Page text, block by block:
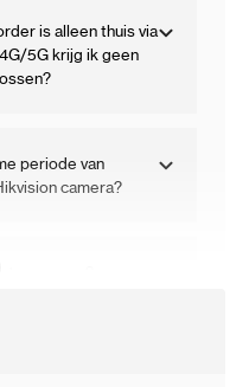
is alleen thuis via
5G krijg ik geen
periode van
camera?
opnemen?